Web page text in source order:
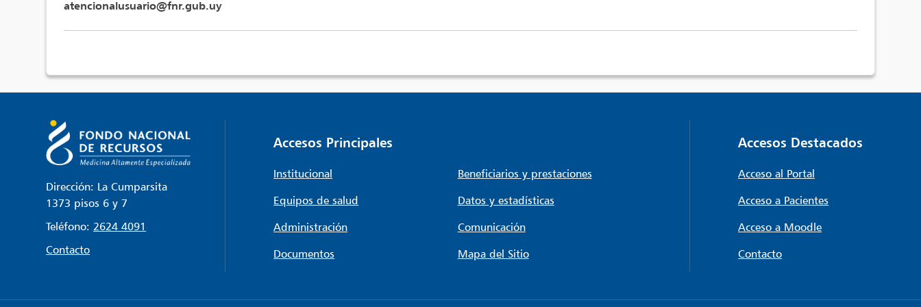
atencionalusuario@fnr.gub.uy
Dirección: La Cumparsita
1373 pisos 6 y 7
Teléfono: 2624 4091
Contacto
Accesos Principales
Institucional
Beneficiarios y prestaciones
Equipos de salud
Datos y estadísticas
Administración
Comunicación
Documentos
Mapa del Sitio
Accesos Destacados
Acceso al Portal
Acceso a Pacientes
Acceso a Moodle
Contacto